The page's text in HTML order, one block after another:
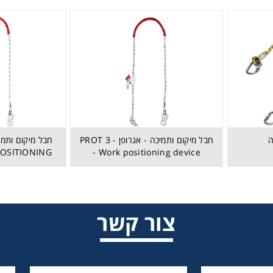
חבל מיקום ותמיכה - אגרופן - PROT 3
- Work positioning device
חבל מיקום
צור קשר
חבלים סופגי אנרגיה